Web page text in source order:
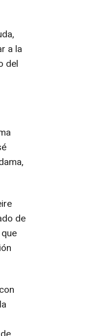
a la
del
de